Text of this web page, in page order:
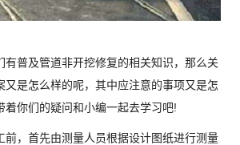
普及管道非开挖修复的相关知识，那么关
又是怎么样的呢，其中应注意的事项又是怎
着你们的疑问和小编一起去学习吧!
，首先由测量人员根据设计图纸进行测量